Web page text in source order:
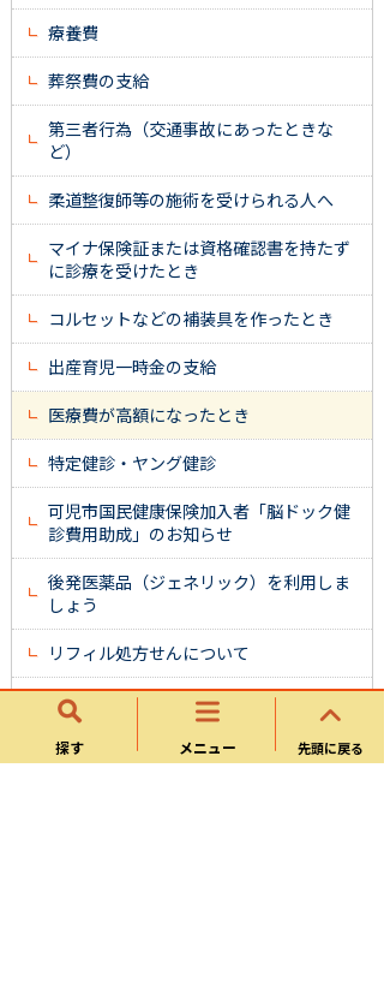
探す メニュー 先頭に戻る
療養費
葬祭費の支給
第三者行為（交通事故にあったときな
ど）
柔道整復師等の施術を受けられる人へ
マイナ保険証または資格確認書を持たず
に診療を受けたとき
コルセットなどの補装具を作ったとき
出産育児一時金の支給
医療費が高額になったとき
特定健診・ヤング健診
可児市国民健康保険加入者「脳ドック健
診費用助成」のお知らせ
後発医薬品（ジェネリック）を利用しま
しょう
リフィル処方せんについて
確定申告における医療費通知の発行につ
いて